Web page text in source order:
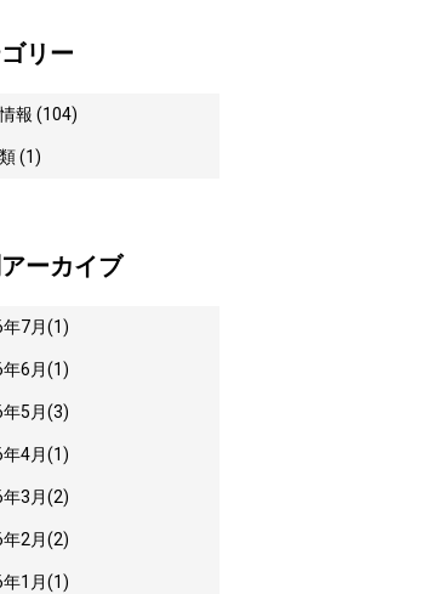
リー
報 (104)
(1)
ーカイブ
7月(1)
6月(1)
5月(3)
4月(1)
3月(2)
2月(2)
1月(1)